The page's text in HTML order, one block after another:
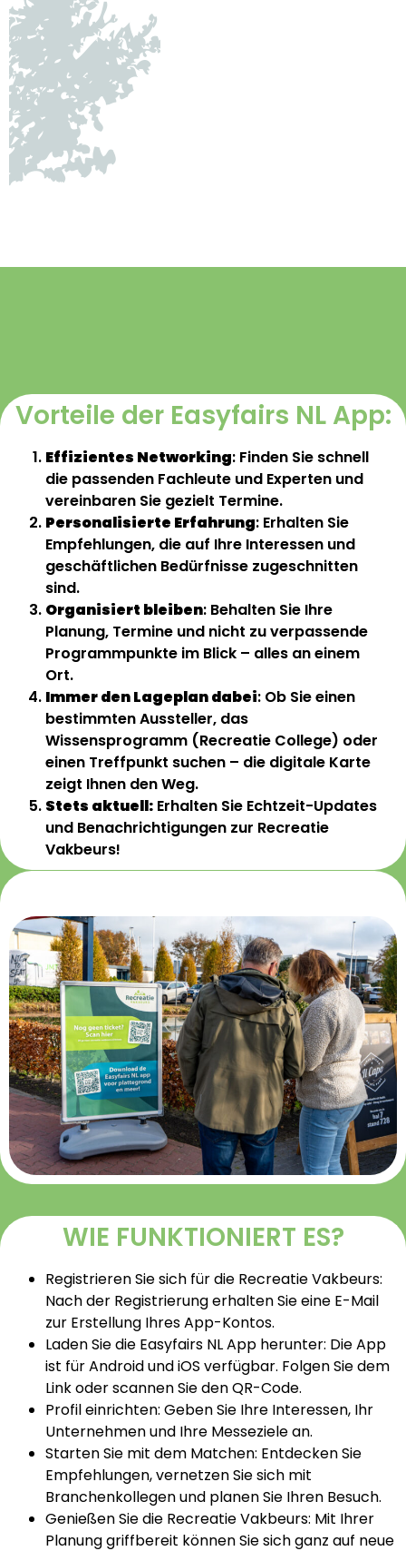
Vorteile der Easyfairs NL App:
Effizientes Networking: Finden Sie schnell
die passenden Fachleute und Experten und
vereinbaren Sie gezielt Termine.
Personalisierte Erfahrung: Erhalten Sie
Empfehlungen, die auf Ihre Interessen und
geschäftlichen Bedürfnisse zugeschnitten
sind.
Organisiert bleiben: Behalten Sie Ihre
Planung, Termine und nicht zu verpassende
Programmpunkte im Blick – alles an einem
Ort.
Immer den Lageplan dabei: Ob Sie einen
bestimmten Aussteller, das
Wissensprogramm (Recreatie College) oder
einen Treffpunkt suchen – die digitale Karte
zeigt Ihnen den Weg.
Stets aktuell: Erhalten Sie Echtzeit-Updates
und Benachrichtigungen zur Recreatie
Vakbeurs!
WIE FUNKTIONIERT ES?
Registrieren Sie sich für die Recreatie Vakbeurs:
Nach der Registrierung erhalten Sie eine E-Mail
zur Erstellung Ihres App-Kontos.
Laden Sie die Easyfairs NL App herunter: Die App
ist für Android und iOS verfügbar. Folgen Sie dem
Link oder scannen Sie den QR-Code.
Profil einrichten: Geben Sie Ihre Interessen, Ihr
Unternehmen und Ihre Messeziele an.
Starten Sie mit dem Matchen: Entdecken Sie
Empfehlungen, vernetzen Sie sich mit
Branchenkollegen und planen Sie Ihren Besuch.
Genießen Sie die Recreatie Vakbeurs: Mit Ihrer
Planung griffbereit können Sie sich ganz auf neue